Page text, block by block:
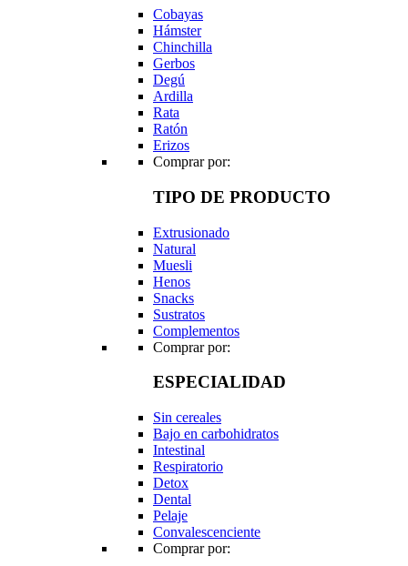
Cobayas
Hámster
Chinchilla
Gerbos
Degú
Ardilla
Rata
Ratón
Erizos
Comprar por:
TIPO DE PRODUCTO
Extrusionado
Natural
Muesli
Henos
Snacks
Sustratos
Complementos
Comprar por:
ESPECIALIDAD
Sin cereales
Bajo en carbohidratos
Intestinal
Respiratorio
Detox
Dental
Pelaje
Convalescenciente
Comprar por: